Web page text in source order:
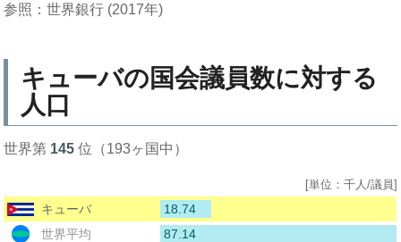
参照：世界銀行 (2017年)
キューバの国会議員数に対する
人口
世界第 145 位（193ヶ国中）
[単位：千人/議員]
キューバ
18.74
世界平均
87.14